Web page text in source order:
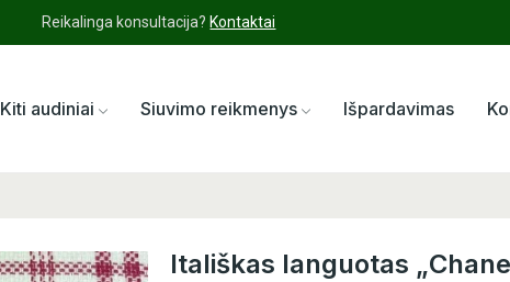
Reikalinga konsultacija? Kontaktai
Kiti audiniai Siuvimo reikmenys Išpardavimas
Itališkas languotas